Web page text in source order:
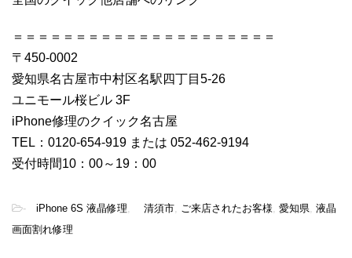
＝＝＝＝＝＝＝＝＝＝＝＝＝＝＝＝＝＝＝＝＝
〒450-0002
愛知県名古屋市中村区名駅四丁目5-26
ユニモール桜ビル 3F
iPhone修理のクイック名古屋
TEL：0120-654-919 または 052-462-9194
受付時間10：00～19：00
- iPhone 6S 液晶修理 清須市 ご来店されたお客様 愛知県 液晶
画面割れ修理